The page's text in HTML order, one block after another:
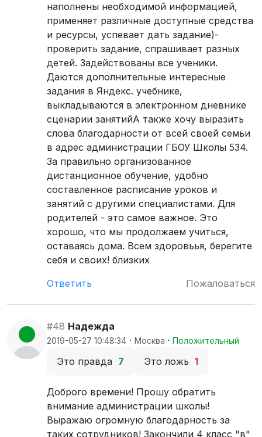
наполнены необходимой информацией,
применяет различные доступные средства
и ресурсы, успевает дать задание)-
проверить задание, спрашивает разных
детей. Задействованы все ученики.
Даются дополнительные интересные
задания в Яндекс. учебнике,
выкладываются в электронном дневнике
сценарии занятийА также хочу выразить
слова благодарности от всей своей семьи
в адрес администрации ГБОУ Школы 534.
За правильно организованное
дистанционное обучение, удобно
составленное расписание уроков и
занятий с другими специалистами. Для
родителей - это самое важное. Это
хорошо, что мы продолжаем учиться,
оставаясь дома. Всем здоровьья, берегите
себя и своих! близких
Ответить
Пожаловаться
#48 Надежда
2019-05-27 10:48:34 · Москва · Положительный
Это правда 7 Это ложь 1
Доброго времени! Прошу обратить
внимание администрации школы!
Выражаю огромную благодарность за
таких сотрудников! Закончили 4 класс "в"